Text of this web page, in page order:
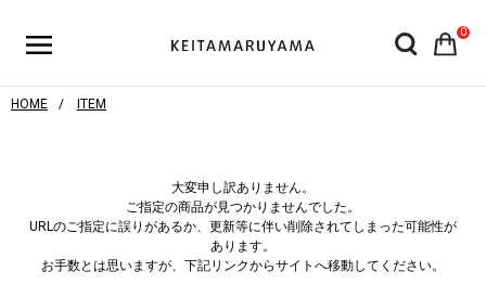
0
HOME ITEM
大変申し訳ありません。
ご指定の商品が見つかりませんでした。
URLのご指定に誤りがあるか、更新等に伴い削除されてしまった可能性が
あります。
お手数とは思いますが、下記リンクからサイトへ移動してください。